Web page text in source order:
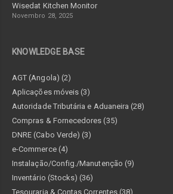
Wisedat Kitchen Monitor
Novembro 28, 2025
KNOWLEDGE BASE
AGT (Angola) (2)
Aplicações móveis (3)
Autoridade Tributária e Aduaneira (28)
Compras & Fornecedores (35)
DNRE (Cabo Verde) (3)
e-Commerce (4)
Instalação/Config./Manutenção (9)
Inventário (Stocks) (36)
Tesouraria & Contas Correntes (38)